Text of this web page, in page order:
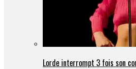
Lorde interrompt 3 fois son